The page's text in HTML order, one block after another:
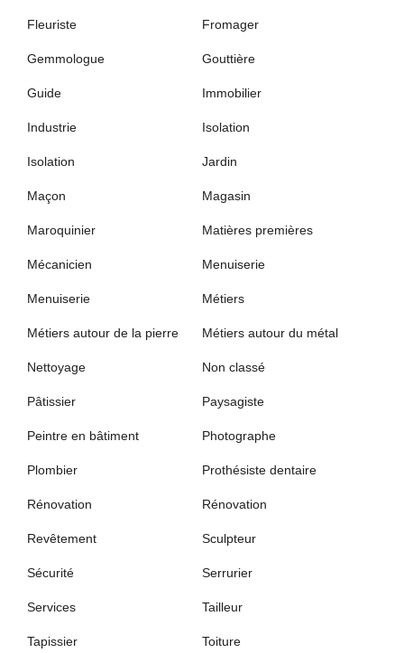
Fleuriste Fromager
Gemmologue Gouttière
Guide Immobilier
Industrie Isolation
Isolation Jardin
Maçon Magasin
Maroquinier Matières premières
Mécanicien Menuiserie
Menuiserie Métiers
Métiers autour de la pierre Métiers autour du métal
Nettoyage Non classé
Pâtissier Paysagiste
Peintre en bâtiment Photographe
Plombier Prothésiste dentaire
Rénovation Rénovation
Revêtement Sculpteur
Sécurité Serrurier
Services Tailleur
Tapissier Toiture